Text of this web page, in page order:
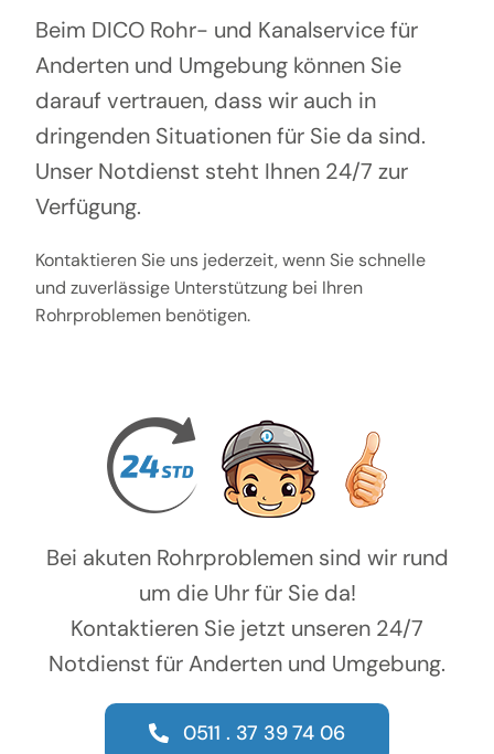
Beim DICO Rohr- und Kanalservice für
Anderten und Umgebung können Sie
darauf vertrauen, dass wir auch in
dringenden Situationen für Sie da sind.
Unser Notdienst steht Ihnen 24/7 zur
Verfügung.
Kontaktieren Sie uns jederzeit, wenn Sie schnelle
und zuverlässige Unterstützung bei Ihren
Rohrproblemen benötigen.
Bei akuten Rohrproblemen sind wir rund
um die Uhr für Sie da!
Kontaktieren Sie jetzt unseren 24/7
Notdienst für Anderten und Umgebung.
0511 . 37 39 74 06